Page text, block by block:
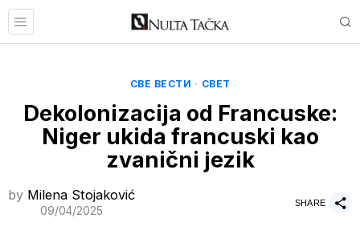
СВЕ ВЕСТИ · СВЕТ
Dekolonizacija od Francuske:
Niger ukida francuski kao
zvanični jezik
by Milena Stojaković
09/04/2025
SHARE